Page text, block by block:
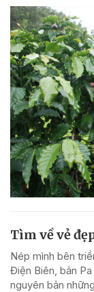
Tìm về vẻ
Nép mình bên
Điện Biên, bản
nguyên bản